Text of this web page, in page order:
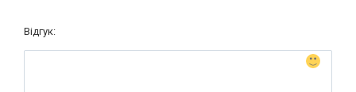
Відгук: